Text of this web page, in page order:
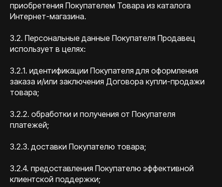
приобретения Покупателем Товара из каталога
Интернет-магазина.
3.2. Персональные данные Покупателя Продавец
использует в целях:
3.2.1. идентификации Покупателя для оформления
заказа и/или заключения Договора купли-продажи
товара;
3.2.2. обработки и получения от Покупателя
платежей;
3.2.3. доставки Покупателю товара;
3.2.4. предоставления Покупателю эффективной
клиентской поддержки;